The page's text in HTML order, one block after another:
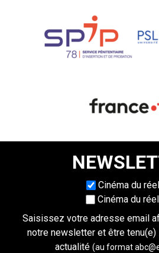
Choisissez une langue
Cinéma du
Cinéma du
Saisissez votre adresse email
notre newsletter et être
actualité (au format